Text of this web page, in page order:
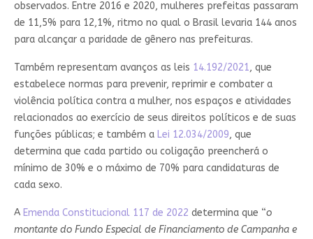
observados. Entre 2016 e 2020, mulheres prefeitas passaram
de 11,5% para 12,1%, ritmo no qual o Brasil levaria 144 anos
para alcançar a paridade de gênero nas prefeituras.
Também representam avanços as leis 14.192/2021, que
estabelece normas para prevenir, reprimir e combater a
violência política contra a mulher, nos espaços e atividades
relacionados ao exercício de seus direitos políticos e de suas
funções públicas; e também a Lei 12.034/2009, que
determina que cada partido ou coligação preencherá o
mínimo de 30% e o máximo de 70% para candidaturas de
cada sexo.
A Emenda Constitucional 117 de 2022 determina que “o
montante do Fundo Especial de Financiamento de Campanha e